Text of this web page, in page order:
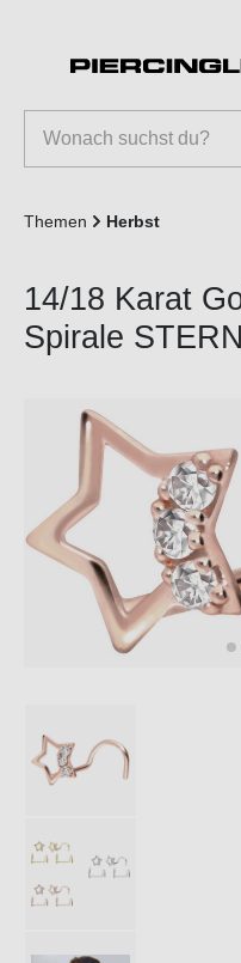
Themen Herbst
14/18 Karat
Spirale